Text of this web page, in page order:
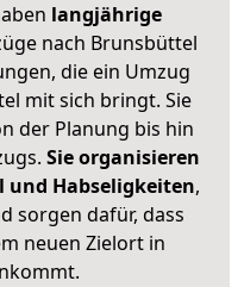
langjährige
nach Brunsbüttel
die ein Umzug
mit sich bringt. Sie
der Planung bis hin
Sie organisieren
und Habseligkeiten,
sorgen dafür, dass
neuen Zielort in